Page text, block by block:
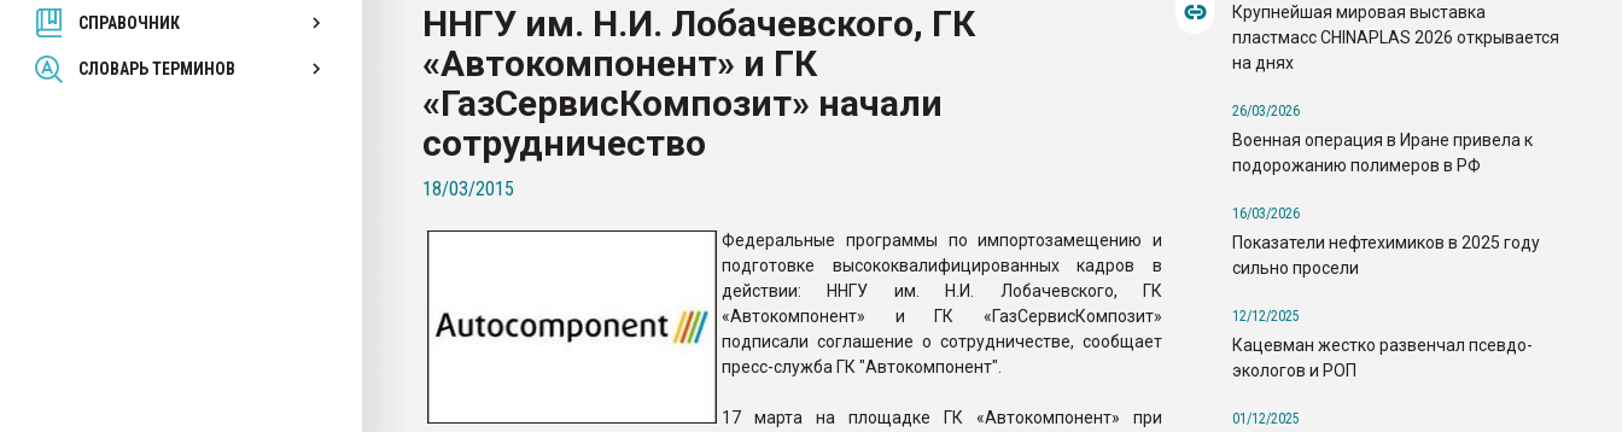
СПРАВОЧНИК
СЛОВАРЬ ТЕРМИНОВ
ситуацией на строительном рынке
Всё, что касается выдува ПЭТ
ПЕРЕЙТИ НА ФОРУМ
ННГУ им. Н.И. Лобачевского, ГК
«Автокомпонент» и ГК
«ГазСервисКомпозит» начали
сотрудничество
18/03/2015
Федеральные программы по импортозамещению и
подготовке высококвалифицированных кадров в
действии: ННГУ им. Н.И. Лобачевского, ГК
«Автокомпонент» и ГК «ГазСервисКомпозит»
подписали соглашение о сотрудничестве, сообщает
пресс-служба ГК "Автокомпонент".
17 марта на площадке ГК «Автокомпонент» при
Крупнейшая мировая выставка
пластмасс CHINAPLAS 2026 открывается
на днях
26/03/2026
Военная операция в Иране привела к
подорожанию полимеров в РФ
16/03/2026
Показатели нефтехимиков в 2025 году
сильно просели
12/12/2025
Кацевман жестко развенчал псевдо-
экологов и РОП
01/12/2025